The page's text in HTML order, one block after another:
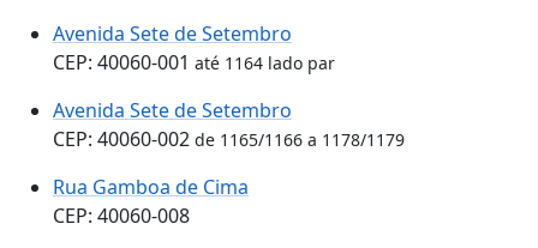
Avenida Sete de Setembro
CEP: 40060-001 até 1164 lado par
Avenida Sete de Setembro
CEP: 40060-002 de 1165/1166 a 1178/1179
Rua Gamboa de Cima
CEP: 40060-008